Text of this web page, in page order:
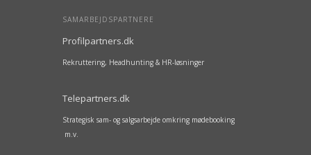
SAMARBEJDSPARTNERE
Profilpartners.dk
Rekruttering, Headhunting & HR-løsninger
Telepartners.dk
Strategisk sam- og salgsarbejde omkring mødebooking
m.v.